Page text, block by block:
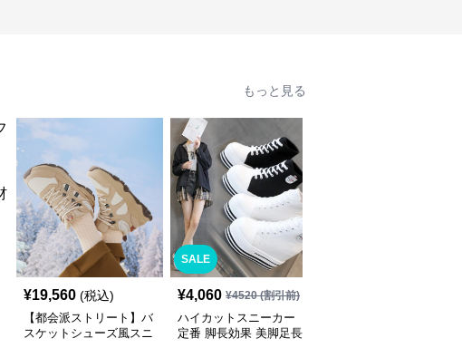
もっと見る
¥19,560 (税込)
【都会派ストリート】バ
スケットシューズ風スニ
SALE
¥4,060 ¥4520(割引前)
ハイカットスニーカー
定番 脚長効果 美脚足長